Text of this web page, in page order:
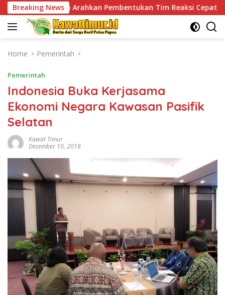
Skip
to
content
Breaking News
Pembentukan Tim Reaksi Cepat Bencana Jaga
Home Pemerintah
Pemerintah
Indonesia Buka Kerjasama
Ekonomi Negara Kawasan Pasifik
Selatan
Kawat Timur
December 10, 2018